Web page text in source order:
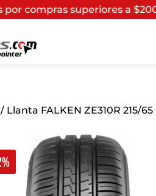
a $200.000*(Aplican
/ Llanta FALKEN ZE310R 215/65